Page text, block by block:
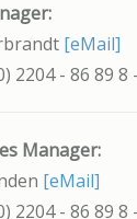
[eMail]
2204 - 86 89 8
Manager:
[eMail]
2204 - 86 89 8